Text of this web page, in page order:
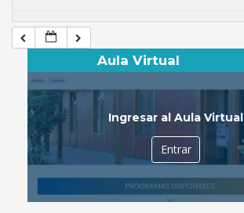
Aula Virtual
Ingresar al Aula Virtual
Entrar